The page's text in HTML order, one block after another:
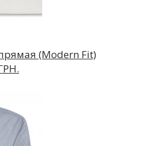
(Modern Fit)